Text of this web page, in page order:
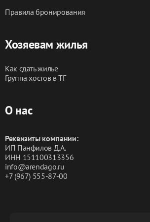
Правила бронирования
Хозяевам жилья
Как сдать жилье
Группа хостов в ТГ
О нас
Реквизиты компании:
ИП Панфилов Д.А.
ИНН 151100313356
info@arendago.ru
+7 (967) 555-87-00